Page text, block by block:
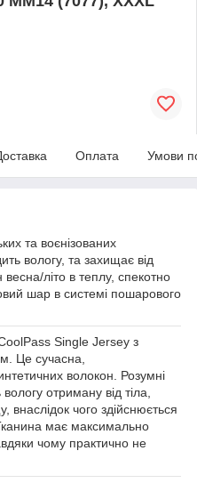
Оплата Умови
та воєнізованих
вологу, та захищає від
літо в теплу, спекотно
шар в системі пошарового
Single Jersey з
Це сучасна,
волокон. Розумні
отриману від тіла,
внаслідок чого здійснюється
має максимально
чому практично не